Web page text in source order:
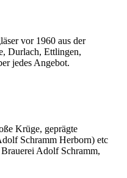
vor 1960 aus der
Durlach, Ettlingen,
jedes Angebot.
Krüge, geprägte
Schramm Herborn) etc
Adolf Schramm,